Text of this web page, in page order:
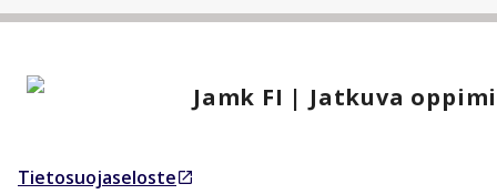
Jamk FI | Jatkuva
Tietosuojaseloste
Avautuu uudessa välilehdessä